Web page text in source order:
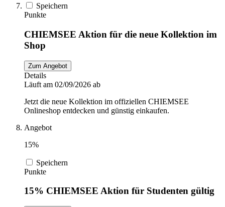
Speichern
Punkte
CHIEMSEE Aktion für die neue Kollektion im
Shop
Zum Angebot
Details
Läuft am 02/09/2026 ab
Jetzt die neue Kollektion im offiziellen CHIEMSEE
Onlineshop entdecken und günstig einkaufen.
Angebot
15%
Speichern
Punkte
15% CHIEMSEE Aktion für Studenten gültig